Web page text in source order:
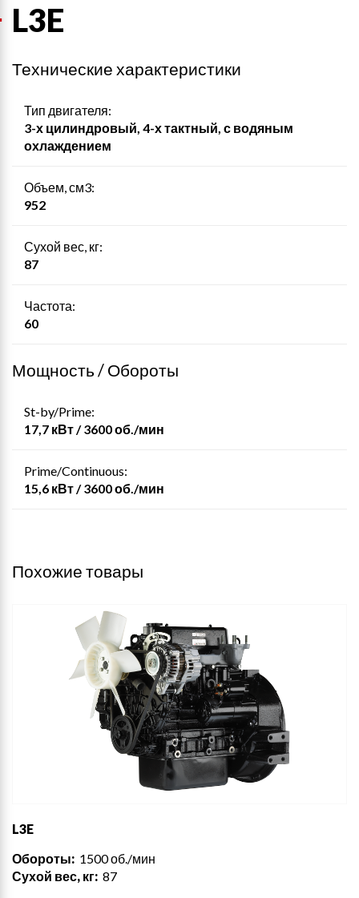
L3E
Технические характеристики
Тип двигателя:
3-х цилиндровый, 4-х тактный, с водяным
охлаждением
Объем, см3:
952
Сухой вес, кг:
87
Частота:
60
Мощность / Обороты
St-by/Prime:
17,7 кВт / 3600 об./мин
Prime/Continuous:
15,6 кВт / 3600 об./мин
Похожие товары
L3E
Обороты: 1500 об./мин
Сухой вес, кг: 87